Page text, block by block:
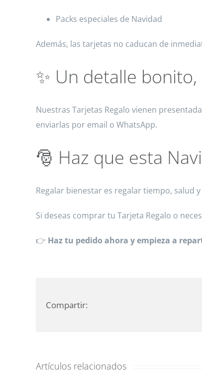
Packs especiales de Navidad
Además, las tarjetas no caducan de
✨ Un detalle
Nuestras Tarjetas Regalo vienen
enviarlas por email o WhatsApp.
🎅 Haz que esta
Regalar bienestar es regalar tiempo, salud
Si deseas comprar tu Tarjeta Regalo o
👉 Haz tu pedido ahora y empieza a
Compartir:
Artículos relacionados